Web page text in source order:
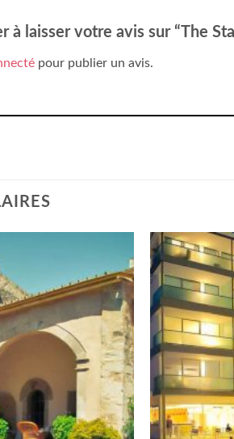
à laisser votre avis sur “The
pour publier un avis.